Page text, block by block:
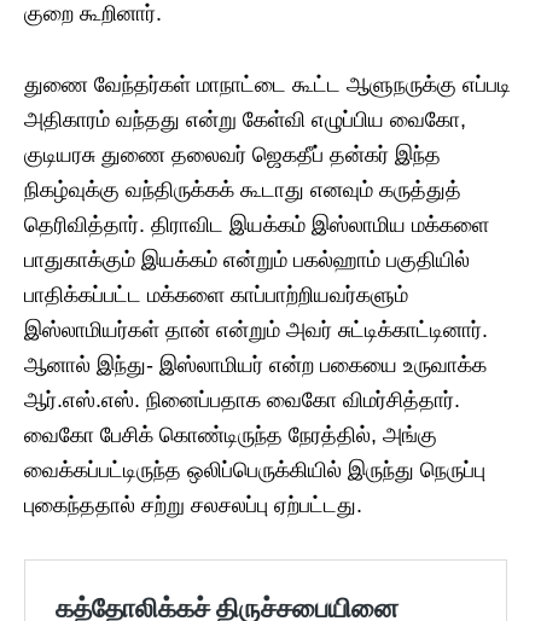
குறை கூறினார்.
துணை வேந்தர்கள் மாநாட்டை கூட்ட ஆளுநருக்கு எப்படி
அதிகாரம் வந்தது என்று கேள்வி எழுப்பிய வைகோ,
குடியரசு துணை தலைவர் ஜெகதீப் தன்கர் இந்த
நிகழ்வுக்கு வந்திருக்கக் கூடாது எனவும் கருத்துத்
தெரிவித்தார். திராவிட இயக்கம் இஸ்லாமிய மக்களை
பாதுகாக்கும் இயக்கம் என்றும் பகல்ஹாம் பகுதியில்
பாதிக்கப்பட்ட மக்களை காப்பாற்றியவர்களும்
இஸ்லாமியர்கள் தான் என்றும் அவர் சுட்டிக்காட்டினார்.
ஆனால் இந்து- இஸ்லாமியர் என்ற பகையை உருவாக்க
ஆர்.எஸ்.எஸ். நினைப்பதாக வைகோ விமர்சித்தார்.
வைகோ பேசிக் கொண்டிருந்த நேரத்தில், அங்கு
வைக்கப்பட்டிருந்த ஒலிப்பெருக்கியில் இருந்து நெருப்பு
புகைந்ததால் சற்று சலசலப்பு ஏற்பட்டது.